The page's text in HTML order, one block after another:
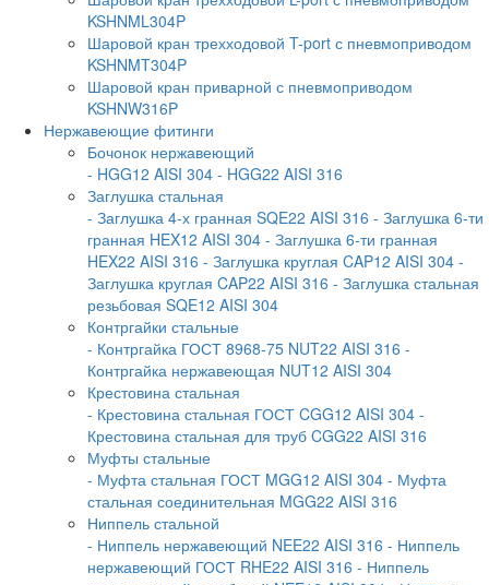
KSHNML304P
Шаровой кран трехходовой T-port с пневмоприводом
KSHNMT304P
Шаровой кран приварной с пневмоприводом
KSHNW316P
Нержавеющие фитинги
Бочонок нержавеющий
- HGG12 AISI 304 - HGG22 AISI 316
Заглушка стальная
- Заглушка 4-х гранная SQE22 AISI 316 - Заглушка 6-ти
гранная HEX12 AISI 304 - Заглушка 6-ти гранная
HEX22 AISI 316 - Заглушка круглая CAP12 AISI 304 -
Заглушка круглая CAP22 AISI 316 - Заглушка стальная
резьбовая SQE12 AISI 304
Контргайки стальные
- Контргайка ГОСТ 8968-75 NUT22 AISI 316 -
Контргайка нержавеющая NUT12 AISI 304
Крестовина стальная
- Крестовина стальная ГОСТ CGG12 AISI 304 -
Крестовина стальная для труб CGG22 AISI 316
Муфты стальные
- Муфта стальная ГОСТ MGG12 AISI 304 - Муфта
стальная соединительная MGG22 AISI 316
Ниппель стальной
- Ниппель нержавеющий NEE22 AISI 316 - Ниппель
нержавеющий ГОСТ RHE22 AISI 316 - Ниппель